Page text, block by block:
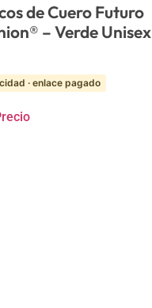
de Cuero Futuro
– Verde Unisex
· enlace pagado